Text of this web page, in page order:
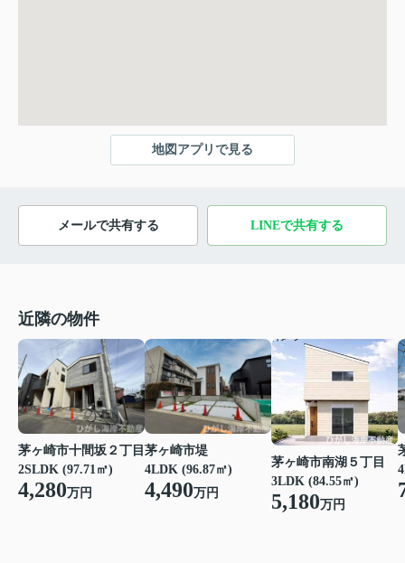
地図アプリで見る
メールで共有する LINEで共有する
近隣の物件
茅ヶ崎市十間坂２丁目
2SLDK (97.71㎡)
4,280万円
茅ヶ崎市堤
4LDK (96.87㎡)
4,490万円
茅ヶ崎市南湖５丁目
3LDK (84.55㎡)
5,180万円